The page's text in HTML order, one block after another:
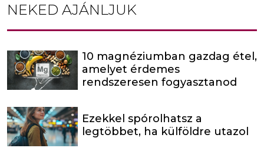
NEKED AJÁNLJUK
10 magnéziumban gazdag étel,
amelyet érdemes
rendszeresen fogyasztanod
Ezekkel spórolhatsz a
legtöbbet, ha külföldre utazol